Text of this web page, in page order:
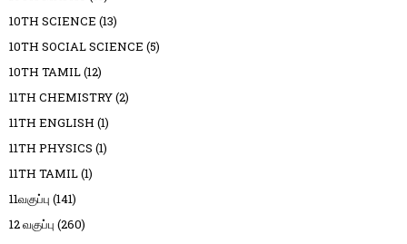
10TH SCIENCE (13)
10TH SOCIAL SCIENCE (5)
10TH TAMIL(12)
11TH CHEMISTRY(2)
11TH ENGLISH (1)
11TH PHYSICS (1)
11TH TAMIL(1)
11வகுப்பு (141)
12 வகுப்பு (260)